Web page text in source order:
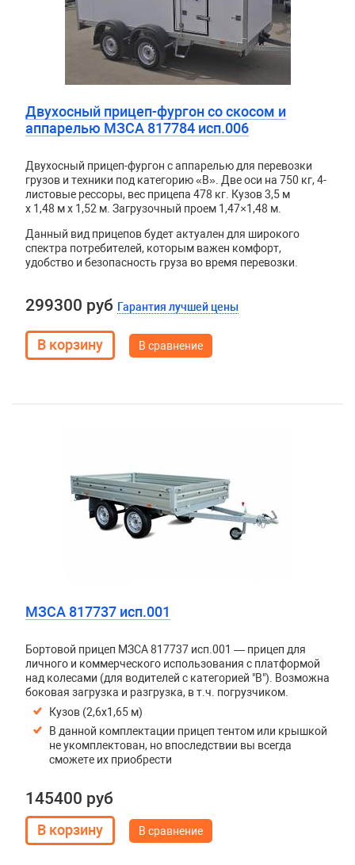
Двухосный прицеп-фургон со скосом и
аппарелью МЗСА 817784 исп.006
Двухосный прицеп-фургон с аппарелью для перевозки
грузов и техники под категорию «B». Две оси на 750 кг, 4-
листовые рессоры, вес прицепа 478 кг. Кузов3,5 м
x 1,48 м x 1,52 м. Загрузочный проем 1,47×1,48 м.
Данный вид прицепов будет актуален для широкого
спектра потребителей, которым важен комфорт,
удобство и безопасность груза во время перевозки.
299300 руб Гарантия лучшей цены
В сравнение
МЗСА 817737 исп.001
Бортовой прицеп МЗСА 817737 исп.001 — прицеп для
личного и коммерческого использования с платформой
над колесами (для водителей с категорией "В"). Возможна
боковая загрузка и разгрузка, в т.ч. погрузчиком.
Кузов (2,6х1,65 м)
В данной комплектации прицеп тентом или крышкой
не укомплектован, но впоследствии вы всегда
сможете их приобрести
145400 руб
В сравнение